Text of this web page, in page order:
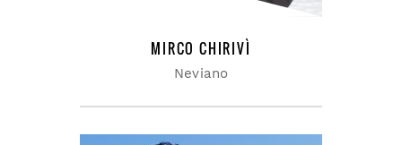
MIRCO CHIRIVÌ
Neviano